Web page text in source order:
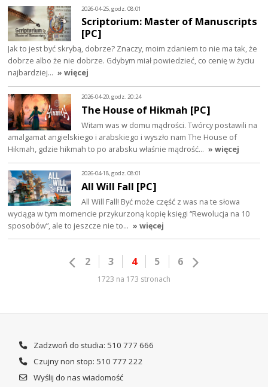
2026-04-25, godz. 08:01
Scriptorium: Master of Manuscripts
[PC]
Jak to jest być skrybą, dobrze? Znaczy, moim zdaniem to nie ma tak, że
dobrze albo że nie dobrze. Gdybym miał powiedzieć, co cenię w życiu
najbardziej… » więcej
2026-04-20, godz. 20:24
The House of Hikmah [PC]
Witam was w domu mądrości. Twórcy postawili na
amalgamat angielskiego i arabskiego i wyszło nam The House of
Hikmah, gdzie hikmah to po arabsku właśnie mądrość… » więcej
2026-04-18, godz. 08:01
All Will Fall [PC]
All Will Fall! Być może część z was na te słowa
wyciąga w tym momencie przykurzoną kopię księgi “Rewolucja na 10
sposobów”, ale to jeszcze nie to… » więcej
2 3 4 5 6
1723 na 173 stronach
Zadzwoń do studia: 510 777 666
Czujny non stop: 510 777 222
Wyślij do nas wiadomość